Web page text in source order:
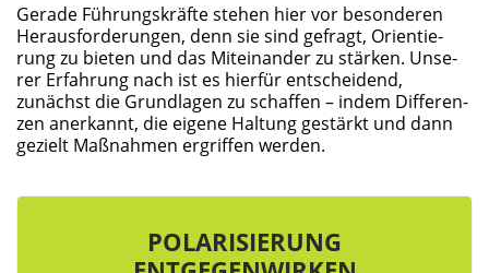
Gera­de Füh­rungs­kräf­te ste­hen hier vor beson­de­ren
Her­aus­for­de­run­gen, denn sie sind gefragt, Ori­en­tie­
rung zu bie­ten und das Mit­ein­an­der zu stär­ken. Unse­
rer Erfah­rung nach ist es hier­für ent­schei­dend,
zunächst die Grund­la­gen zu schaf­fen – indem Dif­fe­ren­
zen aner­kannt, die eige­ne Hal­tung gestärkt und dann
gezielt Maß­nah­men ergrif­fen werden.
POLA­RI­SIE­RUNG